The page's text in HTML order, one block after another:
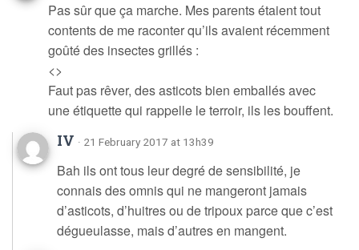
Pas sûr que ça marche. Mes parents étaient tout
contents de me raconter qu’ils avaient récemment
goûté des insectes grillés :
<>
Faut pas rêver, des asticots bien emballés avec
une étiquette qui rappelle le terroir, ils les bouffent.
IV · 21 February 2017 at 13h39
Bah ils ont tous leur degré de sensibilité, je
connais des omnis qui ne mangeront jamais
d’asticots, d’huitres ou de tripoux parce que c’est
dégueulasse, mais d’autres en mangent.